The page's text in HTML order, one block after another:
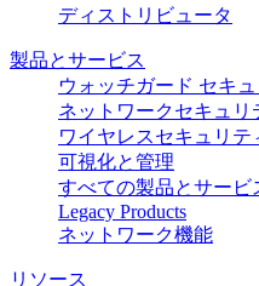
ディストリビュータ
製品とサービス
ウォッチガード セキ
ネットワークセキュリ
ワイヤレスセキュリテ
可視化と管理
すべての製品とサービ
Legacy Products
ネットワーク機能
リソース